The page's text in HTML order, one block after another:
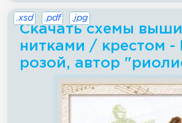
Скачать схемы
нитками / крестом -
розой, автор
.xsd .pdf .jpg